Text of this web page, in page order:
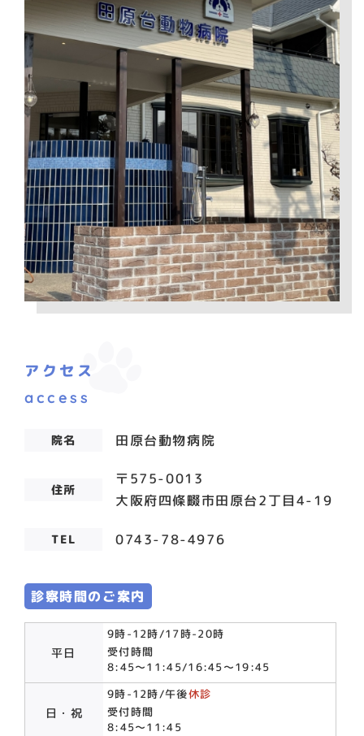
アクセス
access
院名 田原台動物病院
住所
〒575-0013
大阪府四條畷市田原台2丁目4-19
TEL 0743-78-4976
診察時間のご案内
平日
9時-12時/17時-20時
受付時間
​​​​​​​8:45〜11:45/16:45〜19:45
日・祝
9時-12時/午後休診
受付時間
8:45〜11:45